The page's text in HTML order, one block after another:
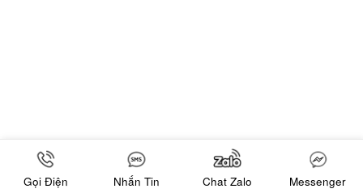
Gọi Điện Nhắn Tin Chat Zalo Messenger